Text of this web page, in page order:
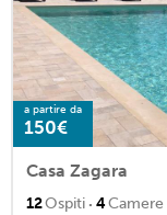
a partire da
150€
Casa Zagara
12Ospiti · 4Camere